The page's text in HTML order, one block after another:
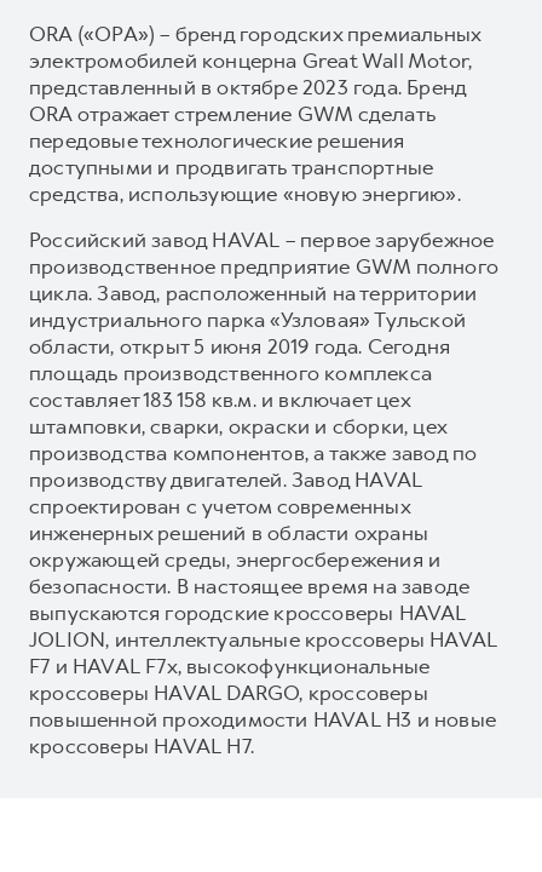
ORA («ОРА») – бренд городских премиальных
электромобилей концерна Great Wall Motor,
представленный в октябре 2023 года. Бренд
ORA отражает стремление GWM сделать
передовые технологические решения
доступными и продвигать транспортные
средства, использующие «новую энергию».
Российский завод HAVAL – первое зарубежное
производственное предприятие GWM полного
цикла. Завод, расположенный на территории
индустриального парка «Узловая» Тульской
области, открыт 5 июня 2019 года. Сегодня
площадь производственного комплекса
составляет 183 158 кв.м. и включает цех
штамповки, сварки, окраски и сборки, цех
производства компонентов, а также завод по
производству двигателей. Завод HAVAL
спроектирован с учетом современных
инженерных решений в области охраны
окружающей среды, энергосбережения и
безопасности. В настоящее время на заводе
выпускаются городские кроссоверы HAVAL
JOLION, интеллектуальные кроссоверы HAVAL
F7 и HAVAL F7x, высокофункциональные
кроссоверы HAVAL DARGO, кроссоверы
повышенной проходимости HAVAL H3 и новые
кроссоверы HAVAL H7.